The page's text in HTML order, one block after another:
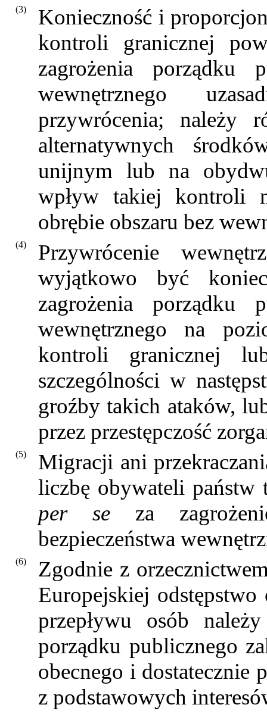
(3)
Konieczność i
kontroli granicznej
zagrożenia porządku
wewnętrznego
przywrócenia; należy
alternatywnych
unijnym lub na
wpływ takiej kontroli
obrębie obszaru bez
(4)
Przywrócenie
wyjątkowo być
zagrożenia porządku
wewnętrznego na
kontroli granicznej
szczególności w
groźby takich ataków,
przez przestępczość
(5)
Migracji ani
liczbę obywateli państw
per seza
bezpieczeństwa
(6)
Zgodnie z
Europejskiej
przepływu osób
porządku publicznego
obecnego i dostatecznie
z podstawowych